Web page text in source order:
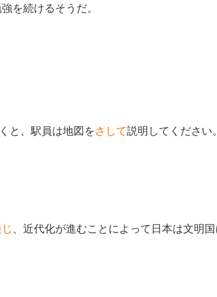
を続けるそうだ。
と、駅員は地図を さして説明してください。
、近代化が進むことによって日本は文明国